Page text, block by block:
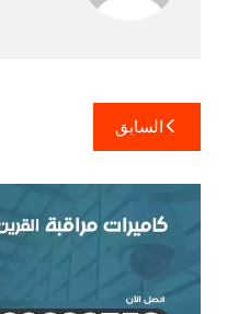
تصفّح
المقالات
السابق